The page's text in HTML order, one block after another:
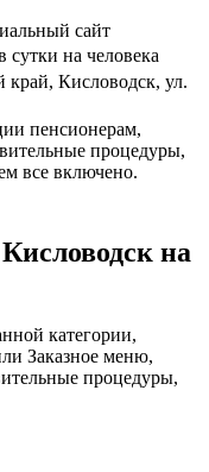
сутки на человека
край, Кисловодск, ул.
пенсионерам,
процедуры,
все включено.
на
категории,
Заказное меню,
процедуры,